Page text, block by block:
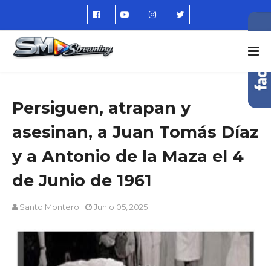
Persiguen, atrapan y
asesinan, a Juan Tomás Díaz
y a Antonio de la Maza el 4
de Junio de 1961
Santo Montero Junio 05, 2025